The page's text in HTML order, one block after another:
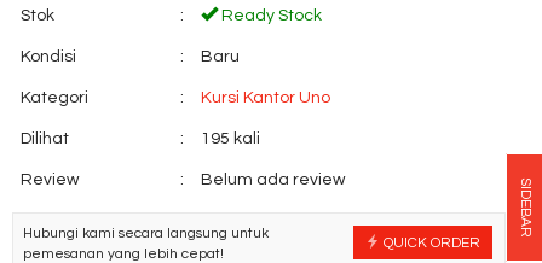
Stok : Ready Stock
Kondisi : Baru
Kategori : Kursi Kantor Uno
Dilihat : 195 kali
Review : Belum ada review
QUICK ORDER
Hubungi kami secara langsung untuk
pemesanan yang lebih cepat!
SIDEBAR